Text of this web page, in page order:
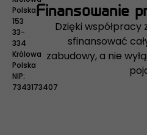
Polska
153
33-
334
Królowa
Polska
NIP:
7343173407
Finansowanie
Dzięki współpracy
sfinansować
zabudowy, a nie